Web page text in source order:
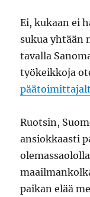
Ei, kukaan ei
sukua yhtään
tavalla
työkeikkoja
Ruotsin,
ansiokkaasti
paikan elää